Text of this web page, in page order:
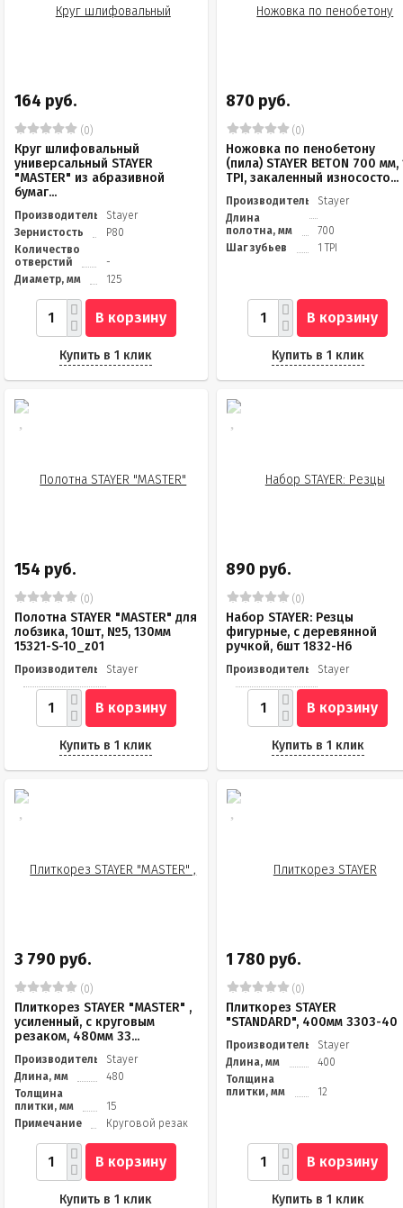
164 руб.
(0)
Круг шлифовальный
универсальный STAYER
"MASTER" из абразивной
бумаг...
Производитель
Stayer
Зернистость
Р80
Количество
отверстий
-
Диаметр, мм
125
В корзину
Купить в 1 клик
870 руб.
(0)
Ножовка по пенобетону
(пила) STAYER BETON 700 мм,
TPI, закаленный износосто...
Производитель
Stayer
Длина
полотна, мм
700
Шаг зубьев
1 TPI
В корзину
Купить в 1 клик
154 руб.
(0)
Полотна STAYER "MASTER" для
лобзика, 10шт, №5, 130мм
15321-S-10_z01
Производитель Stayer
В корзину
Купить в 1 клик
890 руб.
(0)
Набор STAYER: Резцы
фигурные, с деревянной
ручкой, 6шт 1832-H6
Производитель Stayer
В корзину
Купить в 1 клик
3 790 руб.
(0)
Плиткорез STAYER "MASTER" ,
усиленный, с круговым
резаком, 480мм 33...
Производитель
Stayer
Длина, мм
480
Толщина
плитки, мм
15
Примечание
Круговой резак
В корзину
Купить в 1 клик
1 780 руб.
(0)
Плиткорез STAYER
"STANDARD", 400мм 3303-40
Производитель
Stayer
Длина, мм
400
Толщина
плитки, мм
12
В корзину
Купить в 1 клик